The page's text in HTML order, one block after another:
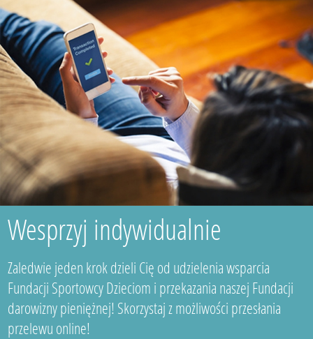
Wesprzyj indywidualnie
Zaledwie jeden krok dzieli Cię od udzielenia wsparcia
Fundacji Sportowcy Dzieciom i przekazania naszej Fundacji
darowizny pieniężnej! Skorzystaj z możliwości przesłania
przelewu online!